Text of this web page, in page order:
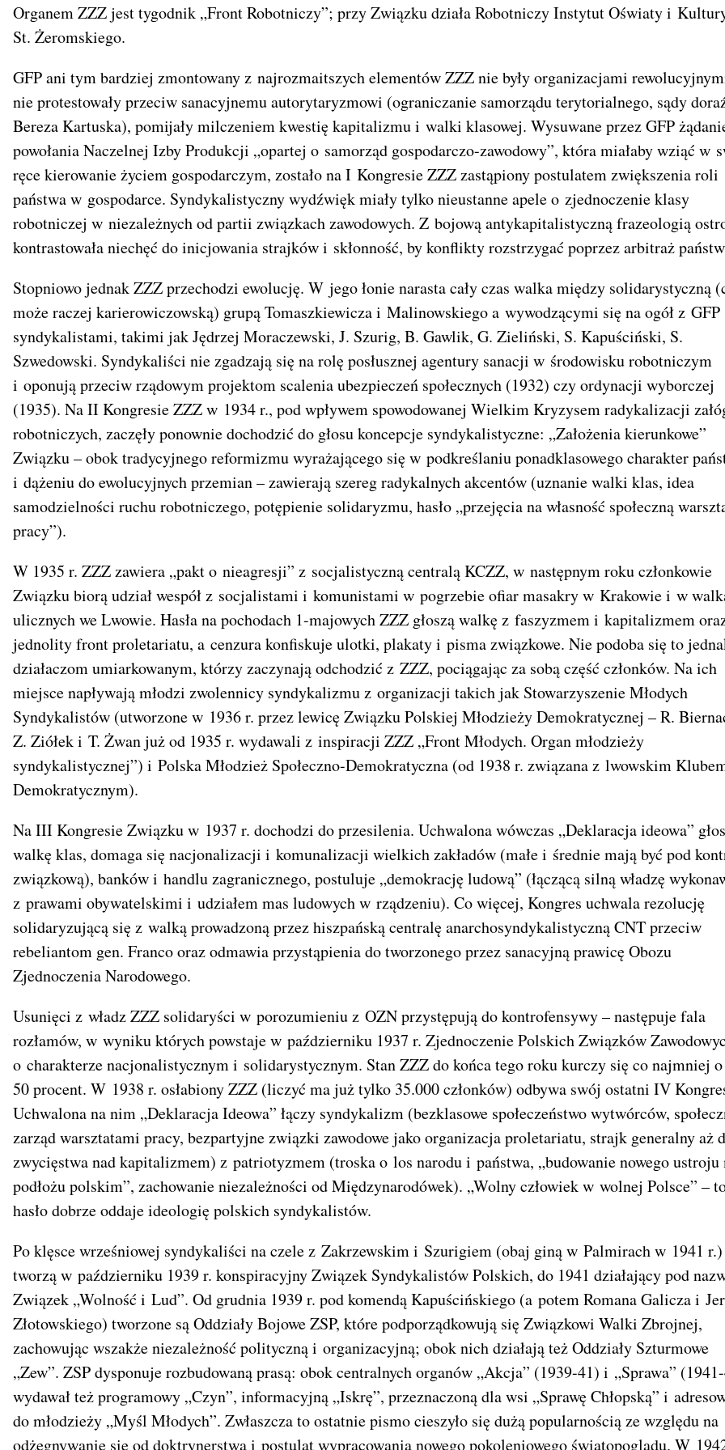
Organem ZZZ jest tygodnik „Front Robotniczy”; przy Związku działa Robotniczy Instytut Oświaty i
St. Żeromskiego.
GFP ani tym bardziej zmontowany z najrozmaitszych elementów ZZZ nie były organizacjami
nie protestowały przeciw sanacyjnemu autorytaryzmowi (ograniczanie samorządu terytorialnego, sądy
Bereza Kartuska), pomijały milczeniem kwestię kapitalizmu i walki klasowej. Wysuwane przez GFP
powołania Naczelnej Izby Produkcji „opartej o samorząd gospodarczo-zawodowy”, która miałaby wziąć w
ręce kierowanie życiem gospodarczym, zostało na I Kongresie ZZZ zastąpiony postulatem zwiększenia roli
państwa w gospodarce. Syndykalistyczny wydźwięk miały tylko nieustanne apele o zjednoczenie klasy
robotniczej w niezależnych od partii związkach zawodowych. Z bojową antykapitalistyczną frazeologią
kontrastowała niechęć do inicjowania strajków i skłonność, by konflikty rozstrzygać poprzez arbitraż
Stopniowo jednak ZZZ przechodzi ewolucję. W jego łonie narasta cały czas walka między solidarystyczną
może raczej karierowiczowską) grupą Tomaszkiewicza i Malinowskiego a wywodzącymi się na ogół z GFP
syndykalistami, takimi jak Jędrzej Moraczewski, J. Szurig, B. Gawlik, G. Zieliński, S. Kapuściński, S.
Szwedowski. Syndykaliści nie zgadzają się na rolę posłusznej agentury sanacji w środowisku robotniczym
i oponują przeciw rządowym projektom scalenia ubezpieczeń społecznych (1932) czy ordynacji wyborczej
(1935). Na II Kongresie ZZZ w 1934 r., pod wpływem spowodowanej Wielkim Kryzysem radykalizacji
robotniczych, zaczęły ponownie dochodzić do głosu koncepcje syndykalistyczne: „Założenia kierunkowe”
Związku – obok tradycyjnego reformizmu wyrażającego się w podkreślaniu ponadklasowego charakter
i dążeniu do ewolucyjnych przemian – zawierają szereg radykalnych akcentów (uznanie walki klas, idea
samodzielności ruchu robotniczego, potępienie solidaryzmu, hasło „przejęcia na własność społeczną
pracy”).
W 1935 r. ZZZ zawiera „pakt o nieagresji” z socjalistyczną centralą KCZZ, w następnym roku członkowie
Związku biorą udział wespół z socjalistami i komunistami w pogrzebie ofiar masakry w Krakowie i w
ulicznych we Lwowie. Hasła na pochodach 1-majowych ZZZ głoszą walkę z faszyzmem i kapitalizmem
jednolity front proletariatu, a cenzura konfiskuje ulotki, plakaty i pisma związkowe. Nie podoba się to
działaczom umiarkowanym, którzy zaczynają odchodzić z ZZZ, pociągając za sobą część członków. Na ich
miejsce napływają młodzi zwolennicy syndykalizmu z organizacji takich jak Stowarzyszenie Młodych
Syndykalistów (utworzone w 1936 r. przez lewicę Związku Polskiej Młodzieży Demokratycznej – R.
Z. Ziółek i T. Żwan już od 1935 r. wydawali z inspiracji ZZZ „Front Młodych. Organ młodzieży
syndykalistycznej”) i Polska Młodzież Społeczno-Demokratyczna (od 1938 r. związana z lwowskim
Demokratycznym).
Na III Kongresie Związku w 1937 r. dochodzi do przesilenia. Uchwalona wówczas „Deklaracja ideowa”
walkę klas, domaga się nacjonalizacji i komunalizacji wielkich zakładów (małe i średnie mają być pod
związkową), banków i handlu zagranicznego, postuluje „demokrację ludową” (łączącą silną władzę
z prawami obywatelskimi i udziałem mas ludowych w rządzeniu). Co więcej, Kongres uchwala rezolucję
solidaryzującą się z walką prowadzoną przez hiszpańską centralę anarchosyndykalistyczną CNT przeciw
rebeliantom gen. Franco oraz odmawia przystąpienia do tworzonego przez sanacyjną prawicę Obozu
Zjednoczenia Narodowego.
Usunięci z władz ZZZ solidaryści w porozumieniu z OZN przystępują do kontrofensywy – następuje fala
rozłamów, w wyniku których powstaje w październiku 1937 r. Zjednoczenie Polskich Związków
o charakterze nacjonalistycznym i solidarystycznym. Stan ZZZ do końca tego roku kurczy się co najmniej
50 procent. W 1938 r. osłabiony ZZZ (liczyć ma już tylko 35.000 członków) odbywa swój ostatni IV
Uchwalona na nim „Deklaracja Ideowa” łączy syndykalizm (bezklasowe społeczeństwo wytwórców,
zarząd warsztatami pracy, bezpartyjne związki zawodowe jako organizacja proletariatu, strajk generalny aż
zwycięstwa nad kapitalizmem) z patriotyzmem (troska o los narodu i państwa, „budowanie nowego ustroju
podłożu polskim”, zachowanie niezależności od Międzynarodówek). „Wolny człowiek w wolnej Polsce” –
hasło dobrze oddaje ideologię polskich syndykalistów.
Po klęsce wrześniowej syndykaliści na czele z Zakrzewskim i Szurigiem (obaj giną w Palmirach w 1941 r.)
tworzą w październiku 1939 r. konspiracyjny Związek Syndykalistów Polskich, do 1941 działający pod
Związek „Wolność i Lud”. Od grudnia 1939 r. pod komendą Kapuścińskiego (a potem Romana Galicza i
Złotowskiego) tworzone są Oddziały Bojowe ZSP, które podporządkowują się Związkowi Walki Zbrojnej,
zachowując wszakże niezależność polityczną i organizacyjną; obok nich działają też Oddziały Szturmowe
„Zew”. ZSP dysponuje rozbudowaną prasą: obok centralnych organów „Akcja” (1939-41) i „Sprawa”
wydawał też programowy „Czyn”, informacyjną „Iskrę”, przeznaczoną dla wsi „Sprawę Chłopską” i
do młodzieży „Myśl Młodych”. Zwłaszcza to ostatnie pismo cieszyło się dużą popularnością ze względu na
odżegnywanie się od doktrynerstwa i postulat wypracowania nowego pokoleniowego światopoglądu. W